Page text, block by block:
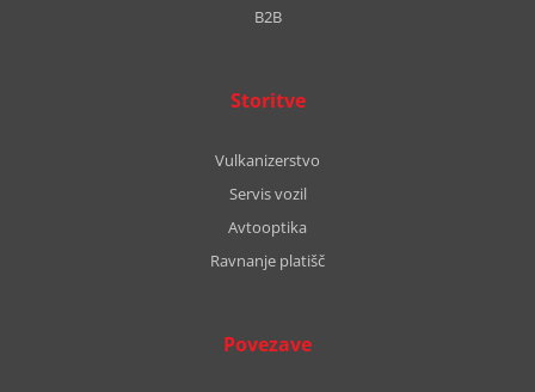
B2B
Storitve
Vulkanizerstvo
Servis vozil
Avtooptika
Ravnanje platišč
Povezave